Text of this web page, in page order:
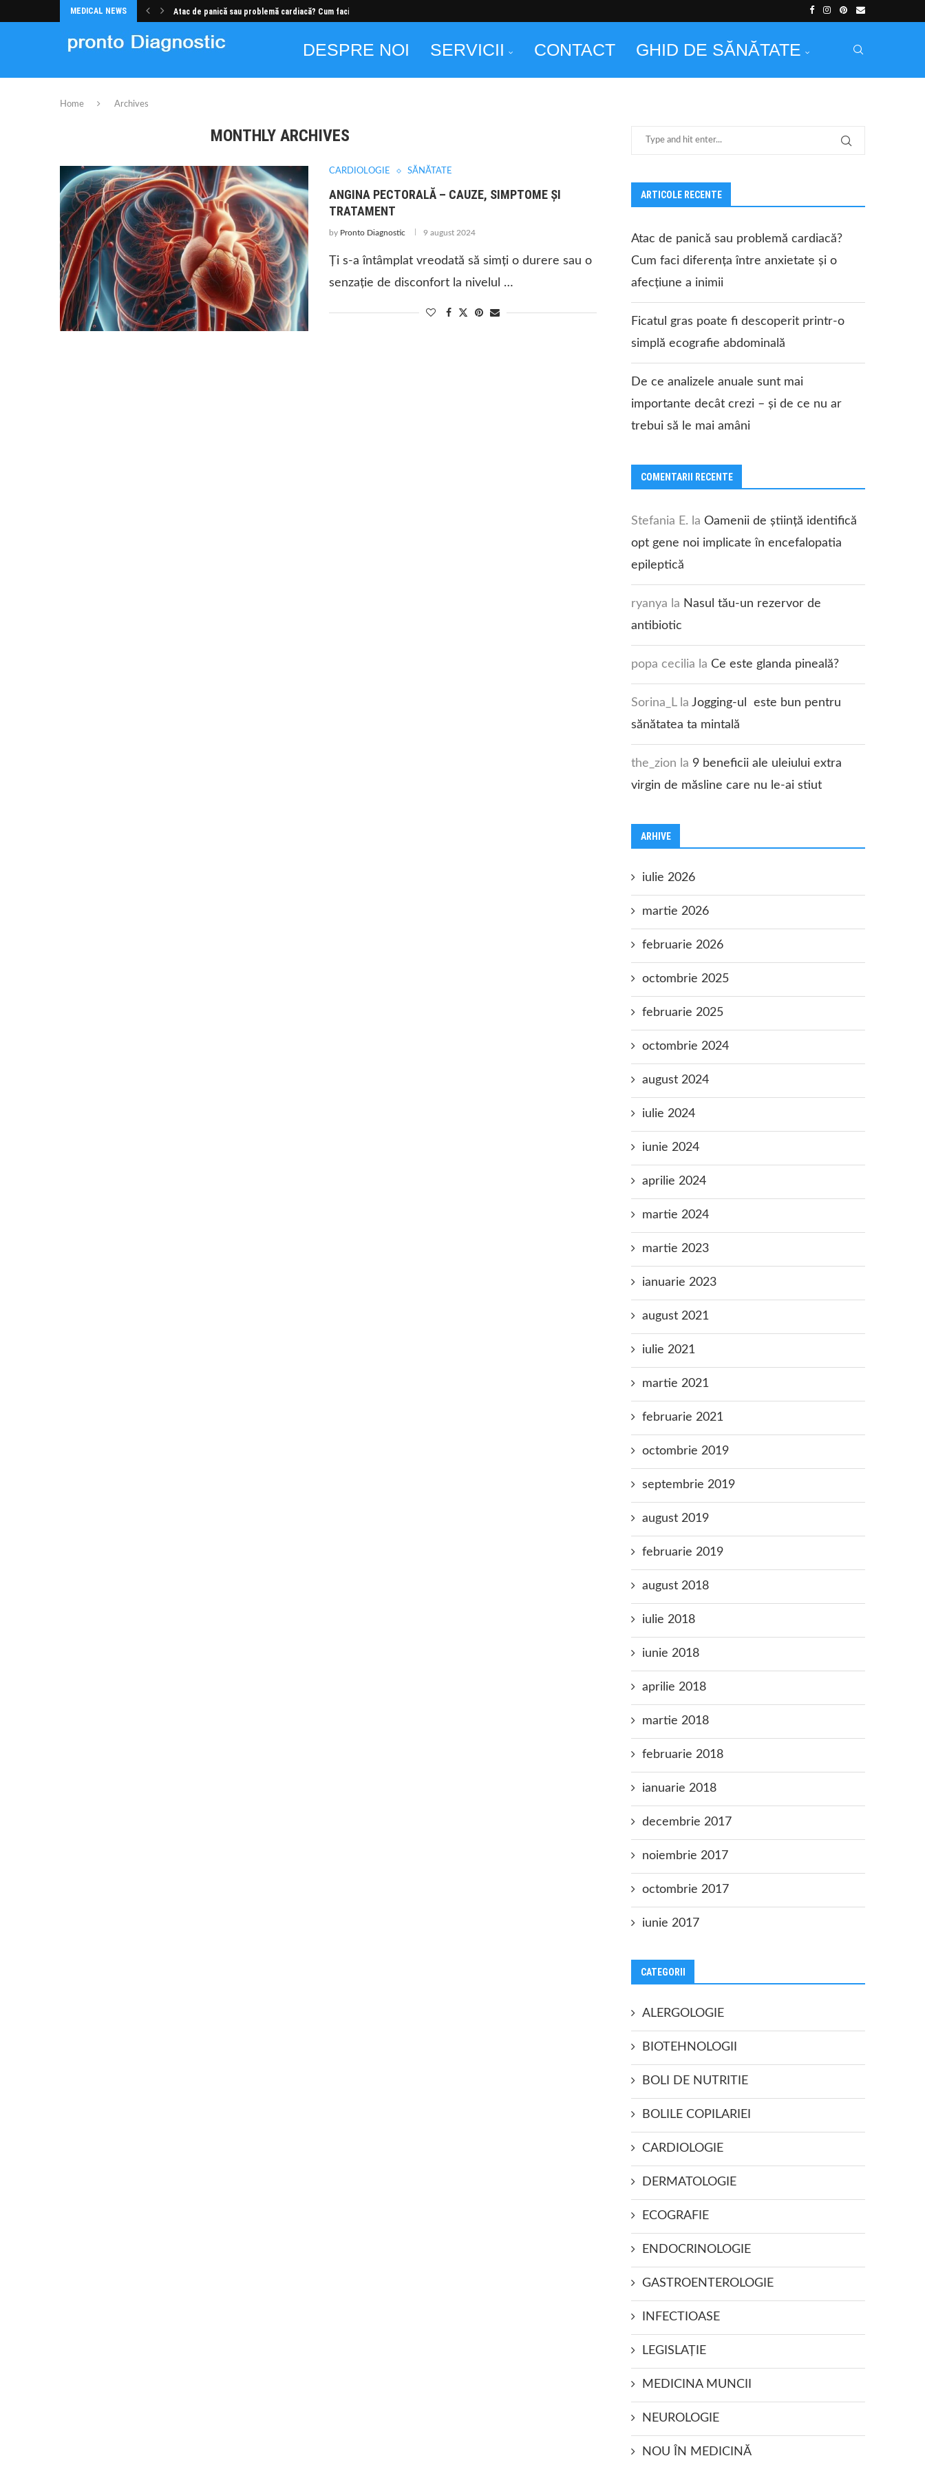
MEDICAL NEWS Atac de panică sau problemă cardiacă? Cum faci...
DESPRE NOI SERVICII CONTACT GHID DE SĂNĂTATE
Home Archives
MONTHLY ARCHIVES
CARDIOLOGIE SĂNĂTATE
ANGINA PECTORALĂ – CAUZE, SIMPTOME ȘI
TRATAMENT
by Pronto Diagnostic 9 august 2024
Ți s-a întâmplat vreodată să simți o durere sau o
senzație de disconfort la nivelul …
ARTICOLE RECENTE
Atac de panică sau problemă cardiacă?
Cum faci diferența între anxietate și o
afecțiune a inimii
Ficatul gras poate fi descoperit printr-o
simplă ecografie abdominală
De ce analizele anuale sunt mai
importante decât crezi – și de ce nu ar
trebui să le mai amâni
COMENTARII RECENTE
Stefania E. la Oamenii de știință identifică
opt gene noi implicate în encefalopatia
epileptică
ryanya la Nasul tău-un rezervor de
antibiotic
popa cecilia la Ce este glanda pineală?
Sorina_Lla Jogging-ul este bun pentru
sănătatea ta mintală
the_zion la 9 beneficii ale uleiului extra
virgin de măsline care nu le-ai stiut
ARHIVE
iulie 2026
martie 2026
februarie 2026
octombrie 2025
februarie 2025
octombrie 2024
august 2024
iulie 2024
iunie 2024
aprilie 2024
martie 2024
martie 2023
ianuarie 2023
august 2021
iulie 2021
martie 2021
februarie 2021
octombrie 2019
septembrie 2019
august 2019
februarie 2019
august 2018
iulie 2018
iunie 2018
aprilie 2018
martie 2018
februarie 2018
ianuarie 2018
decembrie 2017
noiembrie 2017
octombrie 2017
iunie 2017
CATEGORII
ALERGOLOGIE
BIOTEHNOLOGII
BOLI DE NUTRITIE
BOLILE COPILARIEI
CARDIOLOGIE
DERMATOLOGIE
ECOGRAFIE
ENDOCRINOLOGIE
GASTROENTEROLOGIE
INFECTIOASE
LEGISLAŢIE
MEDICINA MUNCII
NEUROLOGIE
NOU ÎN MEDICINĂ